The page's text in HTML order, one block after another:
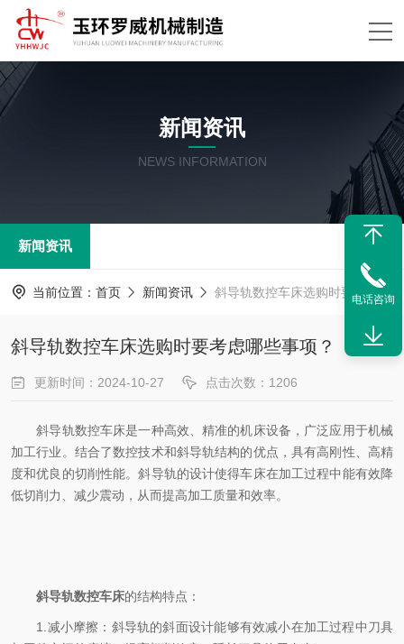
新闻资讯
NEWS INFORMATION
新闻资讯
当前位置： 首页 新闻资讯 斜导轨数控车床选购时要考虑哪些事项？
斜导轨数控车床选购时要考虑哪些事项？
更新时间：2024-10-27 点击次数：1206
斜导轨数控车床是一种高效、精准的机床设备，广泛应用于机械
加工行业。结合了数控技术和斜导轨结构的优点，具有高刚性、高精
度和优良的切削性能。斜导轨的设计使得车床在加工过程中能有效降
低切削力、减少震动，从而提高加工质量和效率。
斜导轨数控车床的结构特点：
1.减小摩擦：斜导轨的斜面设计能够有效减小在加工过程中刀具
电话咨询